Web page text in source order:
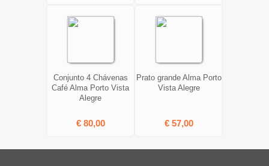
Conjunto 4 Chávenas
Café Alma Porto Vista
Alegre
€ 80,00
Prato grande Alma Porto
Vista Alegre
€ 57,00